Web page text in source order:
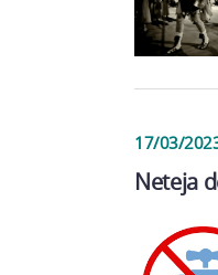
17/03/
Neteja